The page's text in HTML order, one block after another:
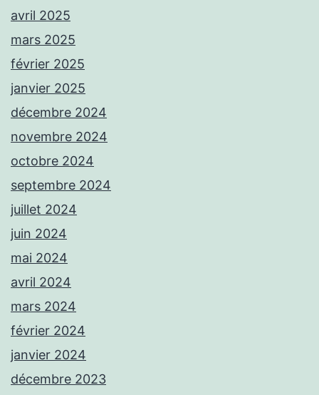
avril 2025
mars 2025
février 2025
janvier 2025
décembre 2024
novembre 2024
octobre 2024
septembre 2024
juillet 2024
juin 2024
mai 2024
avril 2024
mars 2024
février 2024
janvier 2024
décembre 2023